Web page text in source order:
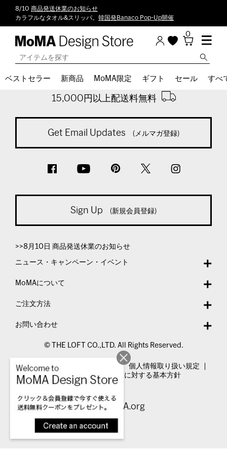
8/10 商品発送休業のお知らせ
カラフルなタオル&スリッパ。 韓国発Banaco Pop-Up開催
0
ベストセラー 新商品 MoMA限定 ギフト セール すべ
Back To Top
※通常商品税込計算時
15,000円以上配送料無料
Get Email Updates (メルマガ登録)
Sign Up (新規会員登録)
>>8月10日 商品発送休業のお知らせ
ニュース・キャンペーン・イベント
MoMAについて
ご注文方法
お問い合わせ
© THE LOFT CO.,LTD. All Rights Reserved.
特定商取引法表示
個人情報取り扱い規定
カスタマーハラスメントに対する基本方針
Visit MoMA.org